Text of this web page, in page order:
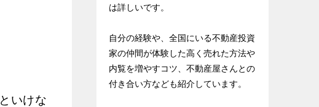
いけな
は詳しいです。
自分の経験や、全国にいる不動産投資
家の仲間が体験した高く売れた方法や
内覧を増やすコツ、不動産屋さんとの
付き合い方なども紹介しています。